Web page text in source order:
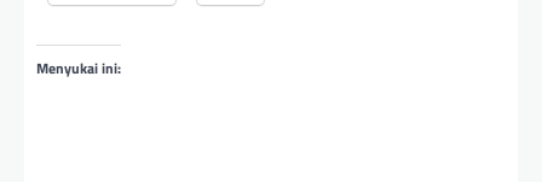
Menyukai ini: